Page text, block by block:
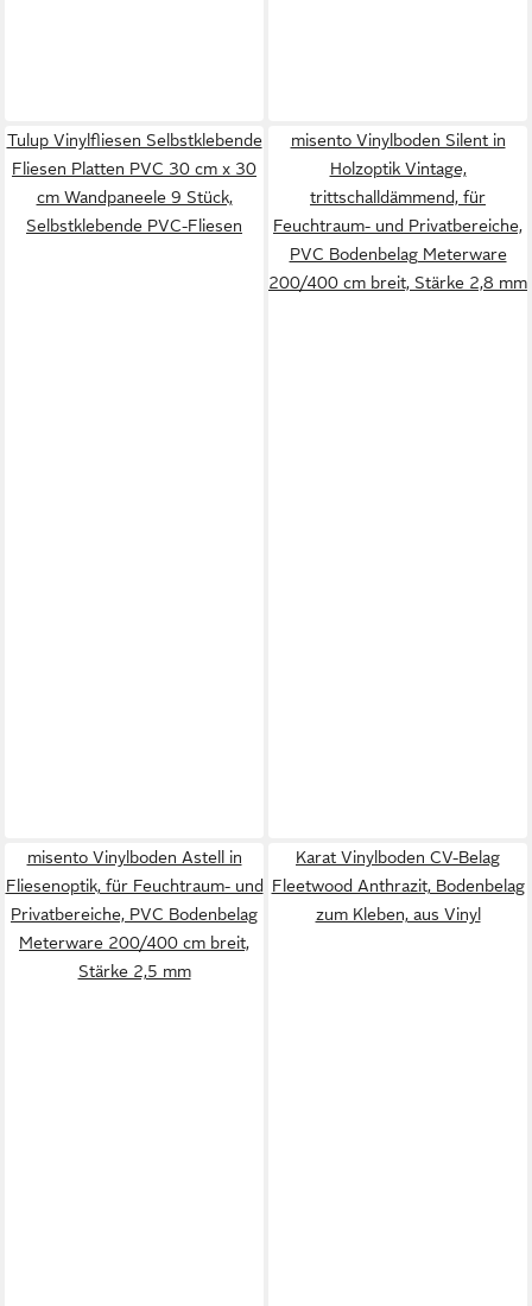
Tulup Vinylfliesen Selbstklebende
Fliesen Platten PVC 30 cm x 30
cm Wandpaneele 9 Stück,
Selbstklebende PVC-Fliesen
misento Vinylboden Silent in
Holzoptik Vintage,
trittschalldämmend, für
Feuchtraum- und Privatbereiche,
PVC Bodenbelag Meterware
200/400 cm breit, Stärke 2,8 mm
misento Vinylboden Astell in
Fliesenoptik, für Feuchtraum- und
Privatbereiche, PVC Bodenbelag
Meterware 200/400 cm breit,
Stärke 2,5 mm
Karat Vinylboden CV-Belag
Fleetwood Anthrazit, Bodenbelag
zum Kleben, aus Vinyl